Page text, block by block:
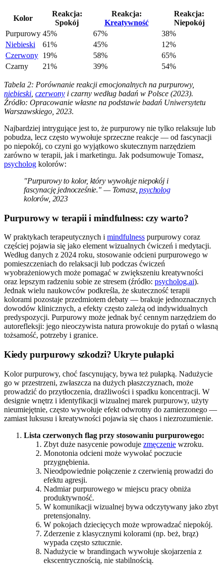
Kolor
Reakcja:
Spokój
Reakcja:
Kreatywność
Reakcja:
Niepokój
Purpurowy 45% 67%
38%
Niebieski
61% 45%
12%
Czerwony 19% 58%
65%
Czarny
21% 39% 54%
Tabela 2: Porównanie reakcji emocjonalnych na purpurowy,
niebieski czerwony i czarny według badań w Polsce (2023).
Źródło: Opracowanie własne na podstawie badań Uniwersytetu
Warszawskiego, 2023.
Najbardziej intrygujące jest to, że purpurowy nie tylko relaksuje lub
pobudza, lecz często wywołuje sprzeczne reakcje — od fascynacji
po niepokój, co czyni go wyjątkowo skutecznym narzędziem
zarówno w terapii, jak i marketingu. Jak podsumowuje Tomasz,
psycholog kolorów:
"Purpurowy to kolor, który wywołuje niepokój i
fascynację jednocześnie." — Tomasz,psycholog
kolorów, 2023
Purpurowy w terapii i mindfulness: czy warto?
W praktykach terapeutycznych i mindfulness purpurowy coraz
częściej pojawia się jako element wizualnych ćwiczeń i medytacji.
Według danych z 2024 roku, stosowanie odcieni purpurowego w
pomieszczeniach do relaksacji lub podczas ćwiczeń
wyobrażeniowych może pomagać w zwiększeniu kreatywności
oraz lepszym radzeniu sobie ze stresem (źródło: psycholog.ai).
Jednak wielu naukowców podkreśla, że skuteczność terapii
kolorami pozostaje przedmiotem debaty — brakuje jednoznacznych
dowodów klinicznych, a efekty często zależą od indywidualnych
predyspozycji. Purpurowy może jednak być cennym narzędziem do
autorefleksji: jego nieoczywista natura prowokuje do pytań o własną
tożsamość, potrzeby i granice.
Kiedy purpurowy szkodzi? Ukryte pułapki
Kolor purpurowy, choć fascynujący, bywa też pułapką. Nadużycie
go w przestrzeni, zwłaszcza na dużych płaszczyznach, może
prowadzić do przytłoczenia, drażliwości i spadku koncentracji. W
designie wnętrz i identyfikacji wizualnej marek purpurowy, użyty
nieumiejętnie, często wywołuje efekt odwrotny do zamierzonego —
zamiast luksusu i kreatywności pojawia się chaos i niezrozumienie.
Lista czerwonych flag przy stosowaniu purpurowego:
Zbyt duże nasycenie powoduje zmęczenie wzroku.
Monotonia odcieni może wywołać poczucie
przygnębienia.
Nieodpowiednie połączenie z czerwienią prowadzi do
efektu agresji.
Nadmiar purpurowego w miejscu pracy obniża
produktywność.
W komunikacji wizualnej bywa odczytywany jako zbyt
pretensjonalny.
W pokojach dziecięcych może wprowadzać niepokój.
Zderzenie z klasycznymi kolorami (np. beż, brąz)
wypada często sztucznie.
Nadużycie w brandingach wywołuje skojarzenia z
ekscentrycznością, nie stabilnością.